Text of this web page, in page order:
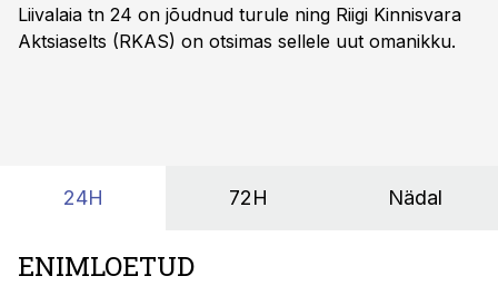
Liivalaia tn 24 on jõudnud turule ning Riigi Kinnisvara
Aktsiaselts (RKAS) on otsimas sellele uut omanikku.
24H 72H Nädal
ENIMLOETUD